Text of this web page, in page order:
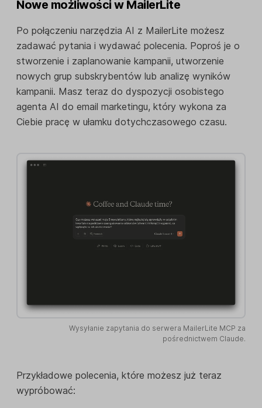
Nowe możliwości w MailerLite
Po połączeniu narzędzia AI z MailerLite możesz
zadawać pytania i wydawać polecenia. Poproś je o
stworzenie i zaplanowanie kampanii, utworzenie
nowych grup subskrybentów lub analizę wyników
kampanii. Masz teraz do dyspozycji osobistego
agenta AI do email marketingu, który wykona za
Ciebie pracę w ułamku dotychczasowego czasu.
Wysyłanie zapytania do serwera MailerLite MCP za
pośrednictwem Claude.
Przykładowe polecenia, które możesz już teraz
wypróbować: